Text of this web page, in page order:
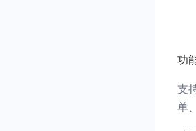
功
支
单